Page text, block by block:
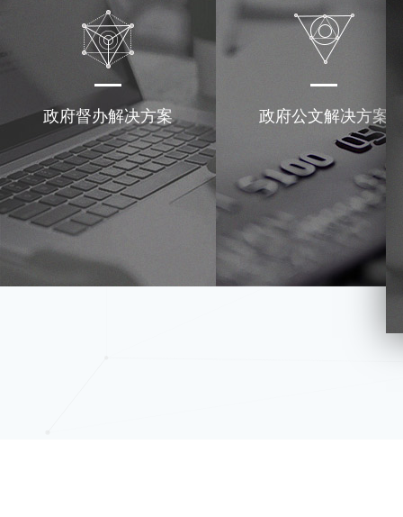
政府督办解决方案 政府公文解决方案